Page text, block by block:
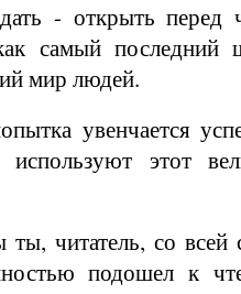
- открыть перед
са­мый последний
мир людей.
увенча­ется
этот
ты, читатель, со всей
подошел к